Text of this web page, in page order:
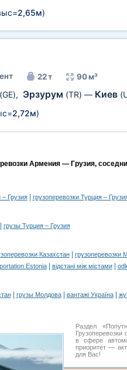
2,65м)
22 т 90 м³
(GE), Эрзурум (TR) — Киев
2,72м)
Армения — Грузия,
– Грузия| грузоперевозки Турция –
грузы Турция – Грузия
Казахстан|
грузоперевозки
Estonia| відстані між містами|
| грузы Молдова| вантажі Україна|
Раздел
в сфере
приоритет —
для Вас!